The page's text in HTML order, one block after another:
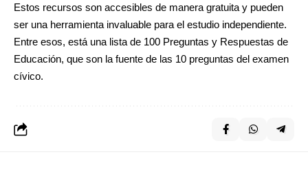
Estos recursos son accesibles de manera gratuita y pueden
ser una herramienta invaluable para el estudio independiente.
Entre esos, está una lista de 100 Preguntas y Respuestas de
Educación, que son la fuente de las 10 preguntas del examen
cívico.